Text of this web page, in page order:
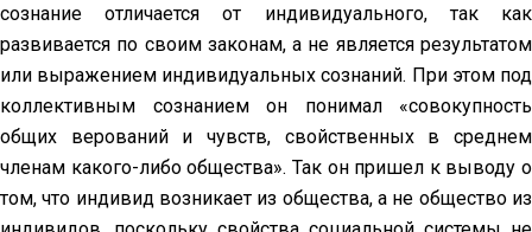
сознание отличается от индивидуального, так как
развивается по своим законам, а не является результатом
или выражением индивидуальных сознаний. При этом под
коллективным сознанием он понимал «совокупность
общих верований и чувств, свойственных в среднем
членам какого-либо общества». Так он пришел к выводу о
том, что индивид возникает из общества, а не общество из